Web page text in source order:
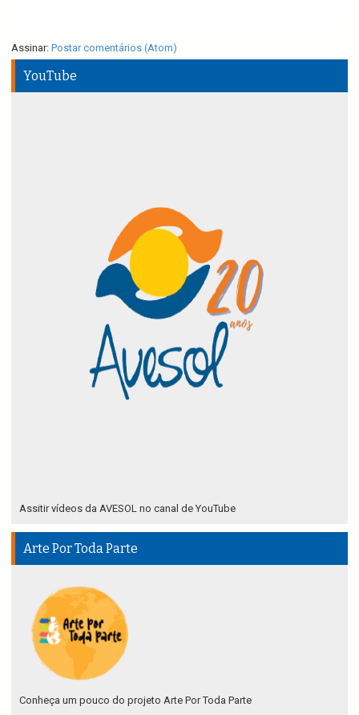
Assinar: Postar comentários (Atom)
YouTube
Assitir vídeos da AVESOL no canal de YouTube
Arte Por Toda Parte
Conheça um pouco do projeto Arte Por Toda Parte